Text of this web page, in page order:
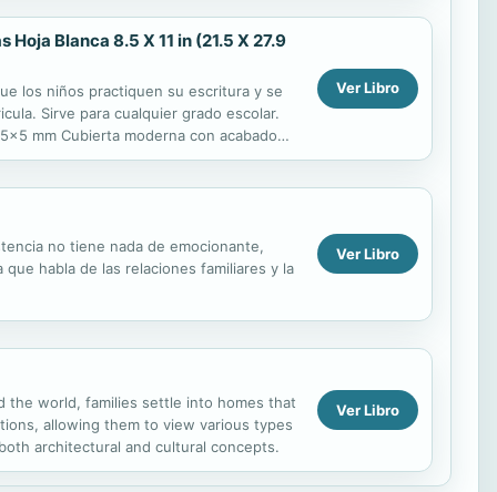
Blanca 8.5 X 11 in (21.5 X 27.9
los niños practiquen su escritura y se
Sirve para cualquier grado escolar.
mm Cubierta moderna con acabado
o...
Ver Libro
no tiene nada de emocionante,
habla de las relaciones familiares y la
Ver Libro
the world, families settle into homes that
allowing them to view various types
architectural and cultural concepts.
Ver Libro